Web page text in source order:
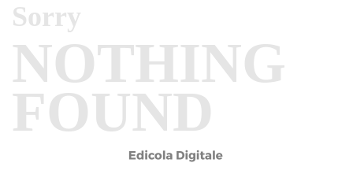
Sorry
NOTHING
FOUND